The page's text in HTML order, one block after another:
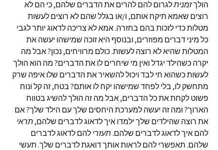
הולךזמניתלגרום להם להרים את הדברים שלהם, כי הם לא
רוצים שאמא תיקח אותם, ו/או בגלל שהם לא רוצים לעשות
מטלות כדי לזכות בהם בחזרה. אמא לא צריכה לדאוג יותר לגבי
כל מיני דברים מפוזרים, ובנוסף היא זוכה שמישהו יעשה את
המטלות שהיא לא רוצה לעשות. כולם מרוויחים, נכון? אבל מה
יקרה כשהילד יגדל ואין מי שיחרים לו את הדברים? מה הוא הולך
לעשות כשהוא חי לבד ויכול להשאיר את הדברים שלו איפה שרק
מתחשק לו, בלי לפחד שמישהו יקח לו אותם? בטח, זה קל ונוח
פשוט לקחת את כל הדברים, אבל מה זה הולך להשיג בטווח
הארוך? ומה זה יעשה למערכת היחסים שלך עם הילד שלך? אם
את רוצה שהילדים שלך ילמדו איך לדאוג לדברים שלהם,תראי
להם איך לדאוג לדברים שלהם.תעזרי להם לדאוג לדברים
שלהם. תאפשרי להם לראות אותך דואגת לדברים שלך. תעשי